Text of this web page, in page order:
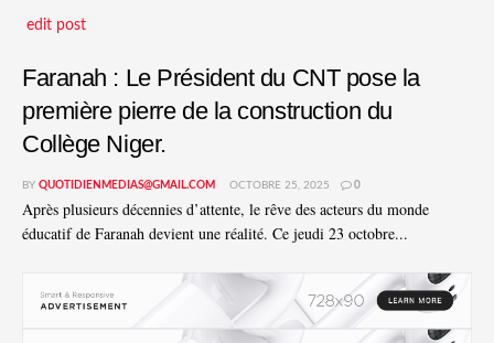
edit post
Faranah : Le Président du CNT pose la
première pierre de la construction du
Collège Niger.
BY QUOTIDIENMEDIAS@GMAIL.COM OCTOBRE 25, 2025 0
Après plusieurs décennies d’attente, le rêve des acteurs du monde
éducatif de Faranah devient une réalité. Ce jeudi 23 octobre...